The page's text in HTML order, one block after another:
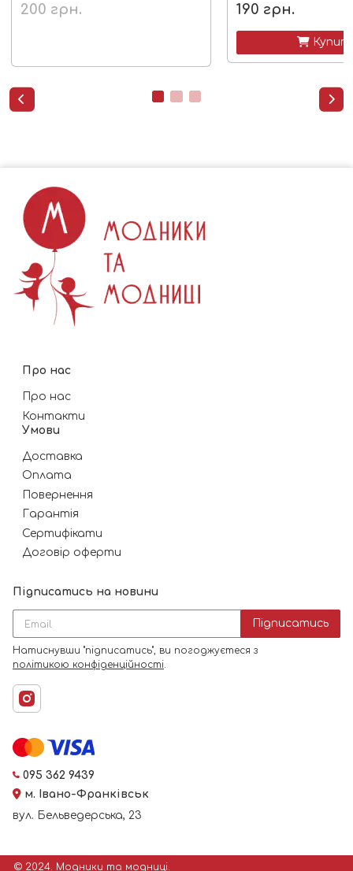
200 грн. 190 грн.

 
Про нас
Про нас
Контакти
Умови
Доставка
Оплата
Повернення
Гарантія
Сертифікати
Договір оферти
Підписатись на новини
Підписатись
Натиснувши "підписатись", ви погоджуєтеся з
політикою конфіденційності.
095 362 9439
м. Івано-Франківськ
вул. Бельведерська, 23
© 2024. Модники та модниці.